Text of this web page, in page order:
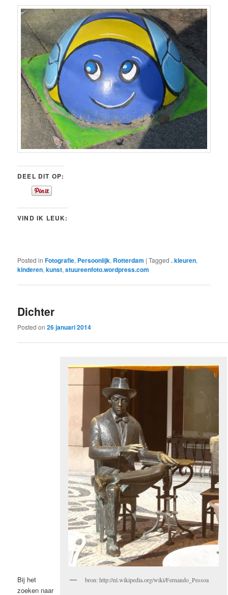
DEEL DIT OP:
VIND IK LEUK:
Posted in Fotografie, Persoonlijk, Rotterdam |Tagged . kleuren,
kinderen,kunst,stuureenfoto.wordpress.com
Dichter
Posted on26 januari 2014
Bij het
zoeken naar
bron: http://nl.wikipedia.org/wiki/Fernando_Pessoa